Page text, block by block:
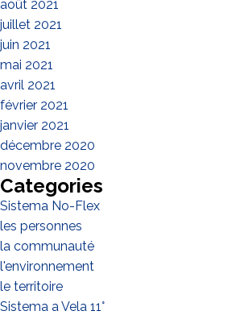
août 2021
juillet 2021
juin 2021
mai 2021
avril 2021
février 2021
janvier 2021
décembre 2020
novembre 2020
Categories
Sistema No-Flex
les personnes
la communauté
l'environnement
le territoire
Sistema a Vela 11°